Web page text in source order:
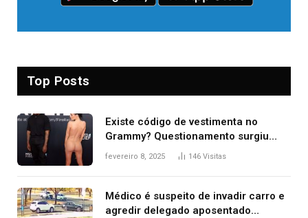
Top Posts
Existe código de vestimenta no
Grammy? Questionamento surgiu
após Bianca Censori, mulher de
fevereiro 8, 2025 146 Visitas
Médico é suspeito de invadir carro e
agredir delegado aposentado